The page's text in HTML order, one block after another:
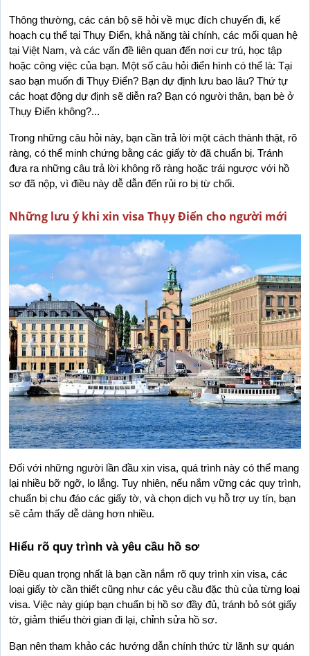
Thông thường, các cán bộ sẽ hỏi về mục đích chuyến đi, kế
hoạch cụ thể tại Thụy Điển, khả năng tài chính, các mối quan hệ
tại Việt Nam, và các vấn đề liên quan đến nơi cư trú, học tập
hoặc công việc của bạn. Một số câu hỏi điển hình có thể là: Tại
sao bạn muốn đi Thụy Điển? Bạn dự định lưu bao lâu? Thứ tự
các hoạt động dự định sẽ diễn ra? Bạn có người thân, bạn bè ở
Thụy Điển không?...
Trong những câu hỏi này, bạn cần trả lời một cách thành thật, rõ
ràng, có thể minh chứng bằng các giấy tờ đã chuẩn bị. Tránh
đưa ra những câu trả lời không rõ ràng hoặc trái ngược với hồ
sơ đã nộp, vì điều này dễ dẫn đến rủi ro bị từ chối.
Những lưu ý khi xin visa Thụy Điển cho người mới
Đối với những người lần đầu xin visa, quá trình này có thể mang
lại nhiều bỡ ngỡ, lo lắng. Tuy nhiên, nếu nắm vững các quy trình,
chuẩn bị chu đáo các giấy tờ, và chọn dịch vụ hỗ trợ uy tín, bạn
sẽ cảm thấy dễ dàng hơn nhiều.
Hiểu rõ quy trình và yêu cầu hồ sơ
Điều quan trọng nhất là bạn cần nắm rõ quy trình xin visa, các
loại giấy tờ cần thiết cũng như các yêu cầu đặc thù của từng loại
visa. Việc này giúp bạn chuẩn bị hồ sơ đầy đủ, tránh bỏ sót giấy
tờ, giảm thiểu thời gian đi lại, chỉnh sửa hồ sơ.
Bạn nên tham khảo các hướng dẫn chính thức từ lãnh sự quán